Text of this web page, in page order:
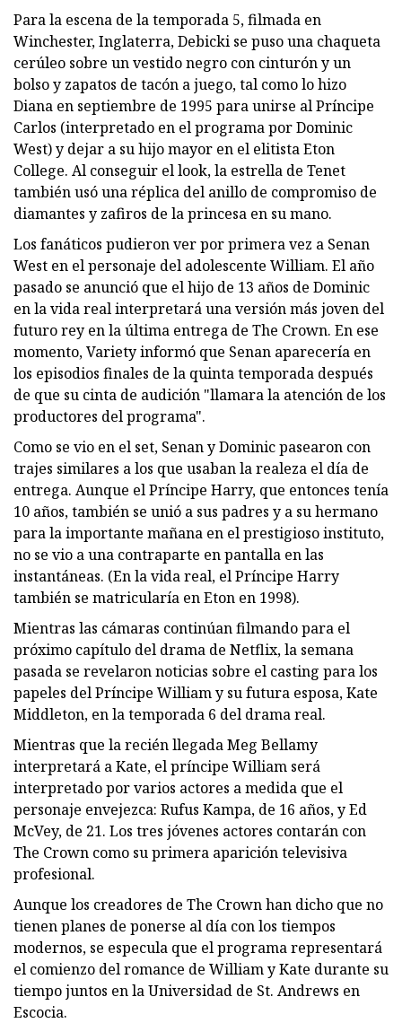
Para la escena de la temporada 5, filmada en
Winchester, Inglaterra, Debicki se puso una chaqueta
cerúleo sobre un vestido negro con cinturón y un
bolso y zapatos de tacón a juego, tal como lo hizo
Diana en septiembre de 1995 para unirse al Príncipe
Carlos (interpretado en el programa por Dominic
West) y dejar a su hijo mayor en el elitista Eton
College. Al conseguir el look, la estrella de Tenet
también usó una réplica del anillo de compromiso de
diamantes y zafiros de la princesa en su mano.
Los fanáticos pudieron ver por primera vez a Senan
West en el personaje del adolescente William. El año
pasado se anunció que el hijo de 13 años de Dominic
en la vida real interpretará una versión más joven del
futuro rey en la última entrega de The Crown. En ese
momento, Variety informó que Senan aparecería en
los episodios finales de la quinta temporada después
de que su cinta de audición "llamara la atención de los
productores del programa".
Como se vio en el set, Senan y Dominic pasearon con
trajes similares a los que usaban la realeza el día de
entrega. Aunque el Príncipe Harry, que entonces tenía
10 años, también se unió a sus padres y a su hermano
para la importante mañana en el prestigioso instituto,
no se vio a una contraparte en pantalla en las
instantáneas. (En la vida real, el Príncipe Harry
también se matricularía en Eton en 1998).
Mientras las cámaras continúan filmando para el
próximo capítulo del drama de Netflix, la semana
pasada se revelaron noticias sobre el casting para los
papeles del Príncipe William y su futura esposa, Kate
Middleton, en la temporada 6 del drama real.
Mientras que la recién llegada Meg Bellamy
interpretará a Kate, el príncipe William será
interpretado por varios actores a medida que el
personaje envejezca: Rufus Kampa, de 16 años, y Ed
McVey, de 21. Los tres jóvenes actores contarán con
The Crown como su primera aparición televisiva
profesional.
Aunque los creadores de The Crown han dicho que no
tienen planes de ponerse al día con los tiempos
modernos, se especula que el programa representará
el comienzo del romance de William y Kate durante su
tiempo juntos en la Universidad de St. Andrews en
Escocia.